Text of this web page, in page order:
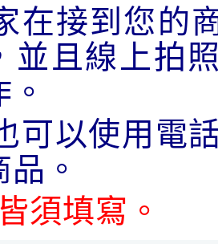
在接到您的
並且線上拍
可以使用電
。
須填寫。